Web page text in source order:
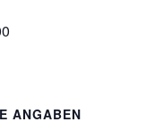
ANGABEN